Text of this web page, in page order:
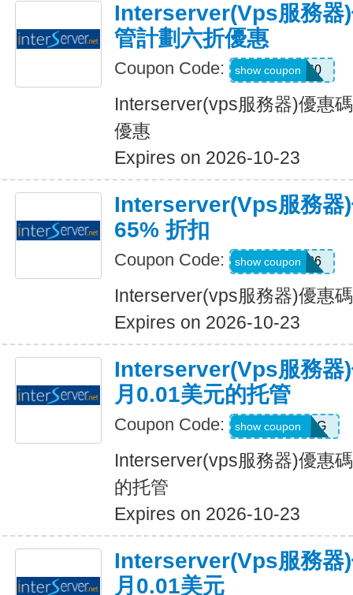
Interserver(vps服務器
管計劃六折優惠
Coupon Code: SERVICE60
show coupon
Interserver(vps服務器)優惠
優惠
Expires on 2026-10-23
Interserver(vps服務器
65% 折扣
Coupon Code: INRER2026
show coupon
Interserver(vps服務器)優惠
Expires on 2026-10-23
Interserver(vps服務器
月0.01美元的托管
Coupon Code: GETHOSTING
show coupon
Interserver(vps服務器)優惠
的托管
Expires on 2026-10-23
Interserver(vps服務器
月0.01美元